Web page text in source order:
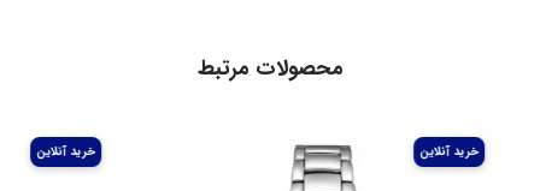
محصولات مرتبط